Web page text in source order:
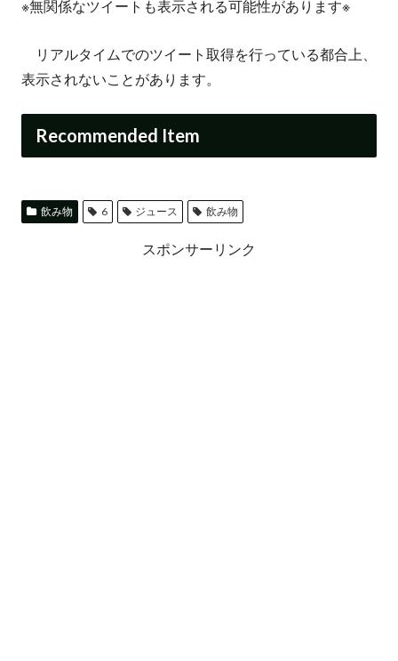
※無関係なツイートも表示される可能性があります※
リアルタイムでのツイート取得を行っている都合上、
表示されないことがあります。
Recommended Item
飲み物 6 ジュース 飲み物
スポンサーリンク